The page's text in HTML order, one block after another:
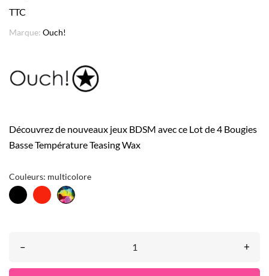
TTC
Marque: Ouch!
Découvrez de nouveaux jeux BDSM avec ce Lot de 4 Bougies
Basse Température Teasing Wax
Couleurs: multicolore
Noir Rougemulticolore
– +